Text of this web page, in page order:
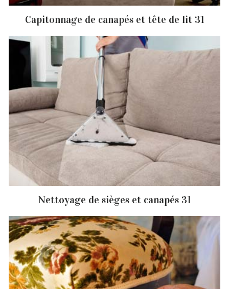
Capitonnage de canapés et tête de lit 31
Nettoyage de sièges et canapés 31